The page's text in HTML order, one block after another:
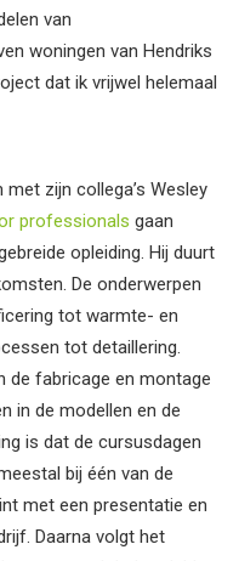
van
woningen van Hendriks
dat ik vrijwel helemaal
zijn collega’s Wesley
professionals gaan
opleiding. Hij duurt
De onderwerpen
tot warmte- en
tot detaillering.
de fabricage en montage
in de modellen en de
is dat de cursusdagen
bij één van de
met een presentatie en
Daarna volgt het